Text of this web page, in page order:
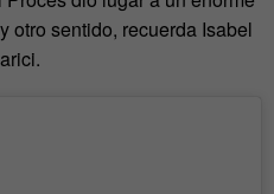
otro sentido, recuerda Isabel